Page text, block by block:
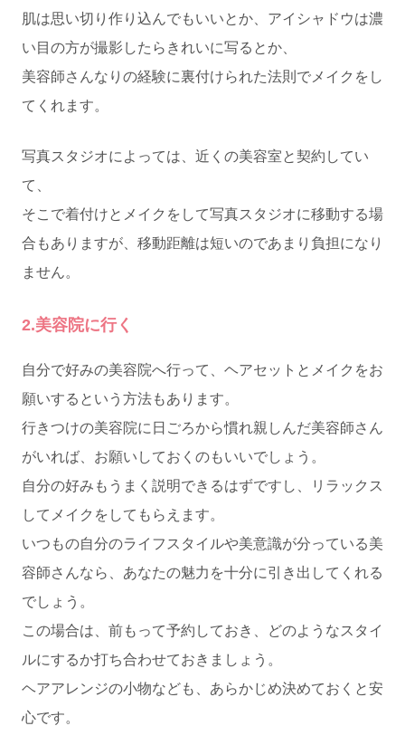
肌は思い切り作り込んでもいいとか、アイシャドウは濃
い目の方が撮影したらきれいに写るとか、
美容師さんなりの経験に裏付けられた法則でメイクをし
てくれます。
写真スタジオによっては、近くの美容室と契約してい
て、
そこで着付けとメイクをして写真スタジオに移動する場
合もありますが、移動距離は短いのであまり負担になり
ません。
2.美容院に行く
自分で好みの美容院へ行って、ヘアセットとメイクをお
願いするという方法もあります。
行きつけの美容院に日ごろから慣れ親しんだ美容師さん
がいれば、お願いしておくのもいいでしょう。
自分の好みもうまく説明できるはずですし、リラックス
してメイクをしてもらえます。
いつもの自分のライフスタイルや美意識が分っている美
容師さんなら、あなたの魅力を十分に引き出してくれる
でしょう。
この場合は、前もって予約しておき、どのようなスタイ
ルにするか打ち合わせておきましょう。
ヘアアレンジの小物なども、あらかじめ決めておくと安
心です。